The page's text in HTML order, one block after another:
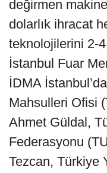
değirmen
dolarlık ihracat
teknolojilerini 2-
İstanbul Fuar
İDMA
Mahsulleri Ofisi
Ahmet Güldal,
Federasyonu
Tezcan, Türkiye